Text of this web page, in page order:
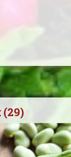
zo goed
verandering
probleem.